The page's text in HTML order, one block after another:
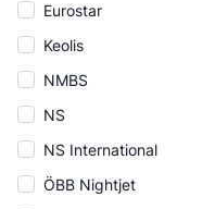
Eurostar
Keolis
NMBS
NS
NS International
ÖBB Nightjet